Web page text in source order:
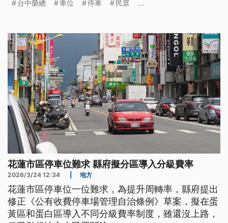
台中榮總 車位 停車 民眾 ...
花蓮市區停車位難求 縣府擬分區導入分級費率
2026/3/24 12:34 地方
花蓮市區停車位一位難求，為提升周轉率，縣府提出
修正《公有收費停車場管理自治條例》草案，擬在蛋
黃區和蛋白區導入不同分級費率制度，雖還沒上路，